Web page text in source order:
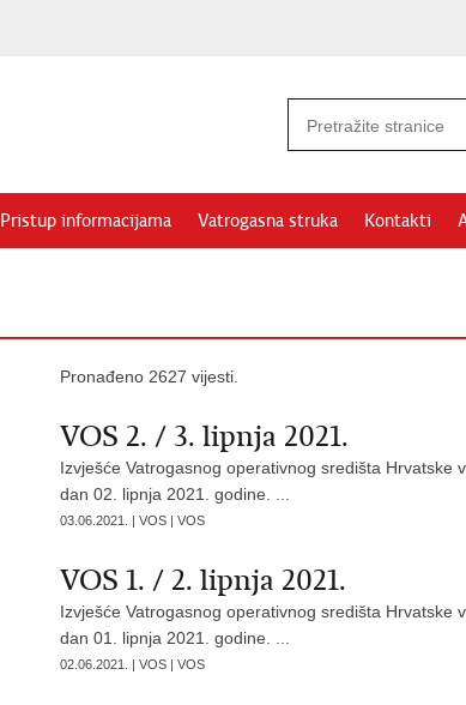
Pristup informacijama Vatrogasna struka Kontakti
Pronađeno 2627 vijesti.
VOS 2. / 3. lipnja 2021.
Izvješće Vatrogasnog operativnog središta
dan 02. lipnja 2021. godine. ...
03.06.2021. | VOS | VOS
VOS 1. / 2. lipnja 2021.
Izvješće Vatrogasnog operativnog središta
dan 01. lipnja 2021. godine. ...
02.06.2021. | VOS | VOS